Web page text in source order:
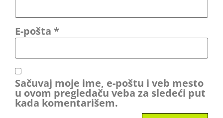
E-pošta *
Sačuvaj moje ime, e-poštu i veb mesto
u ovom pregledaču veba za sledeći put
kada komentarišem.